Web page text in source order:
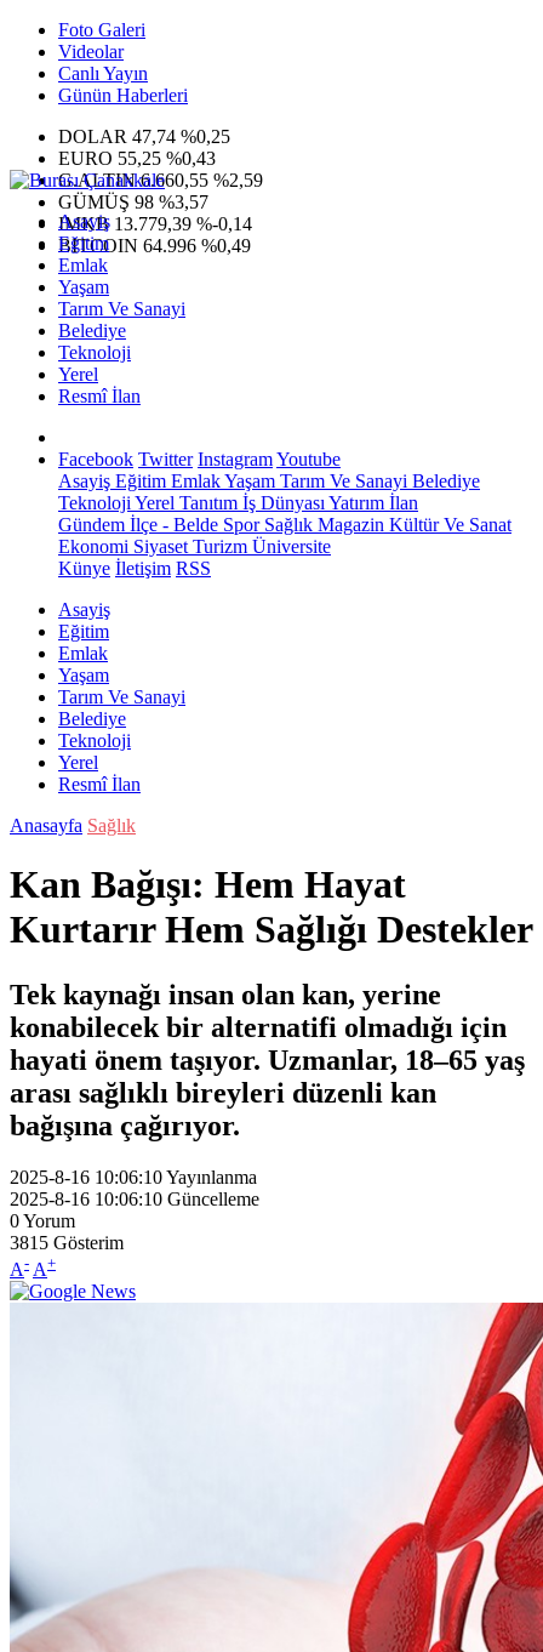
Foto Galeri
Videolar
Canlı Yayın
Günün Haberleri
DOLAR 47,74 %0,25
EURO 55,25 %0,43
G.ALTIN6.660,55 %2,59
GÜMÜŞ 98 %3,57
IMKB 13.779,39 %-0,14
BITCOIN 64.996 %0,49
Asayiş
Eğitim
Emlak
Yaşam
Tarım Ve Sanayi
Belediye
Teknoloji
Yerel
Resmî İlan
Facebook Twitter InstagramYoutube
Asayiş Eğitim EmlakYaşam Tarım Ve Sanayi Belediye
Teknoloji Yerel Tanıtım İş Dünyası Yatırım İlan
Gündem İlçe - Belde SporSağlık Magazin Kültür Ve Sanat
Ekonomi Siyaset Turizm Üniversite
Künye İletişim RSS
Asayiş
Eğitim
Emlak
Yaşam
Tarım Ve Sanayi
Belediye
Teknoloji
Yerel
Resmî İlan
Anasayfa Sağlık
Kan Bağışı: Hem Hayat
Kurtarır Hem Sağlığı Destekler
Tek kaynağı insan olan kan, yerine
konabilecek bir alternatifi olmadığı için
hayati önem taşıyor. Uzmanlar, 18–65 yaş
arası sağlıklı bireyleri düzenli kan
bağışına çağırıyor.
2025-8-16 10:06:10Yayınlanma
2025-8-16 10:06:10 Güncelleme
0Yorum
3815 Gösterim
A- A+